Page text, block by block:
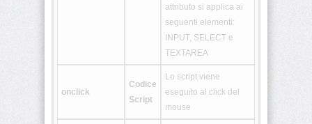
attributo si applica ai
seguenti elementi:
INPUT, SELECT e
TEXTAREA
onclick
Codice
Script
Lo script viene
eseguito al click del
mouse